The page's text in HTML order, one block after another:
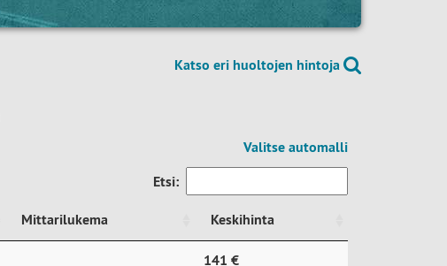
Katso eri huoltojen hintoja
Valitse automalli
Etsi:
Mittarilukema
Keskihinta
Keskihinta
141 €